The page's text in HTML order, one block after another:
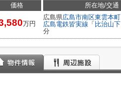
価格
万円
所在地/交通
広島県広島市南区東雲本町
広島電鉄皆実線 「 比治山下
分